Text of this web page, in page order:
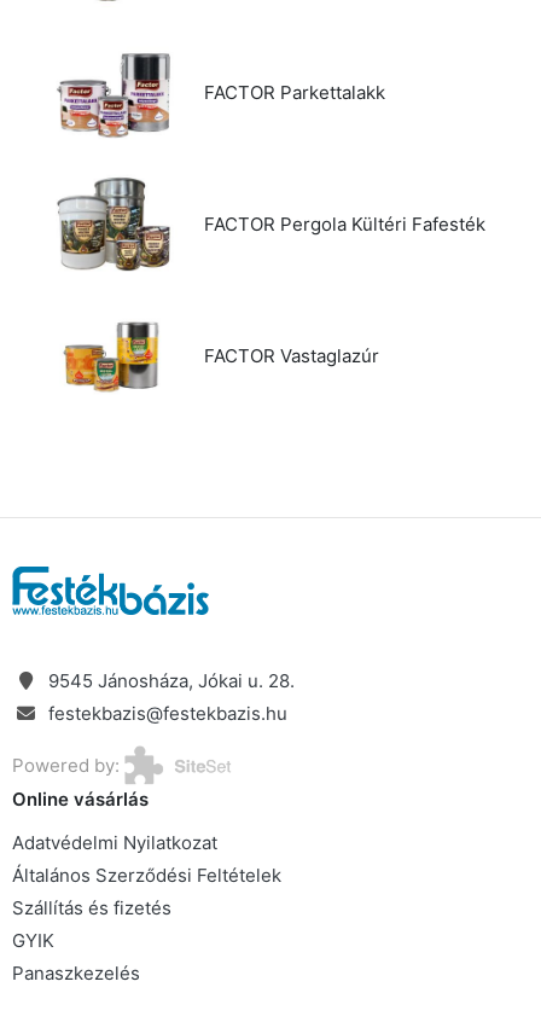
FACTOR Parkettalakk
FACTOR Pergola Kültéri Fafesték
FACTOR Vastaglazúr
9545 Jánosháza, Jókai u. 28.
festekbazis@festekbazis.hu
Powered by:
Online vásárlás
Adatvédelmi Nyilatkozat
Általános Szerződési Feltételek
Szállítás és fizetés
GYIK
Panaszkezelés